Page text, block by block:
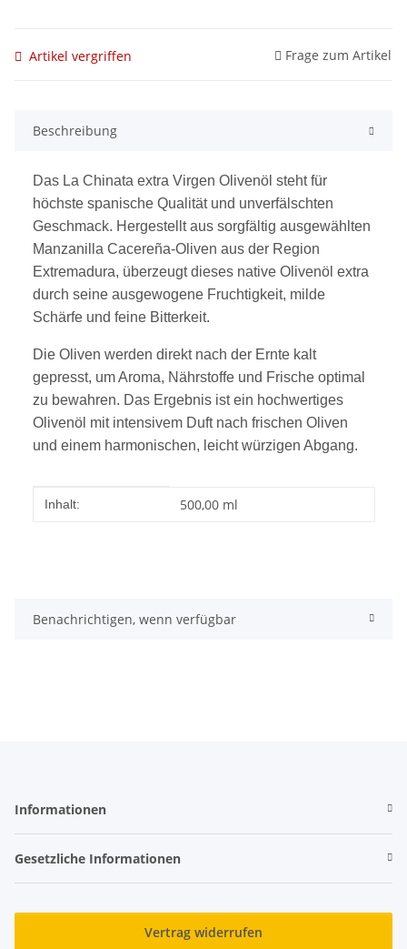
Artikel vergriffen Frage zum Artikel
Beschreibung
Das La Chinata extra Virgen Olivenöl steht für
höchste spanische Qualität und unverfälschten
Geschmack. Hergestellt aus sorgfältig ausgewählten
Manzanilla Cacereña-Oliven aus der Region
Extremadura, überzeugt dieses native Olivenöl extra
durch seine ausgewogene Fruchtigkeit, milde
Schärfe und feine Bitterkeit.
Die Oliven werden direkt nach der Ernte kalt
gepresst, um Aroma, Nährstoffe und Frische optimal
zu bewahren. Das Ergebnis ist ein hochwertiges
Olivenöl mit intensivem Duft nach frischen Oliven
und einem harmonischen, leicht würzigen Abgang.
Produkteigenschaft
Wert
Inhalt: 500,00 ml
Benachrichtigen, wenn verfügbar
Informationen
Gesetzliche Informationen
Vertrag widerrufen